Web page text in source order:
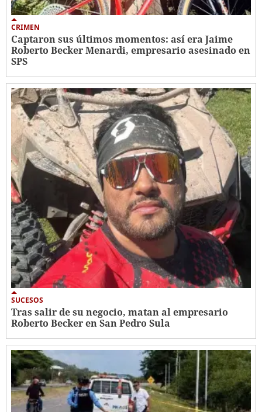
CRIMEN
Captaron sus últimos momentos: así era Jaime
Roberto Becker Menardi​​​, empresario asesinado en
SPS
SUCESOS
Tras salir de su negocio, matan al empresario
Roberto Becker en San Pedro Sula